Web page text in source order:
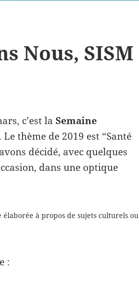
Nous, SISM
c’est laSemaine
. Le thème de 2019 est “Santé
décidé, avec quelques
dans une optique
à propos de sujets culturels ou
: